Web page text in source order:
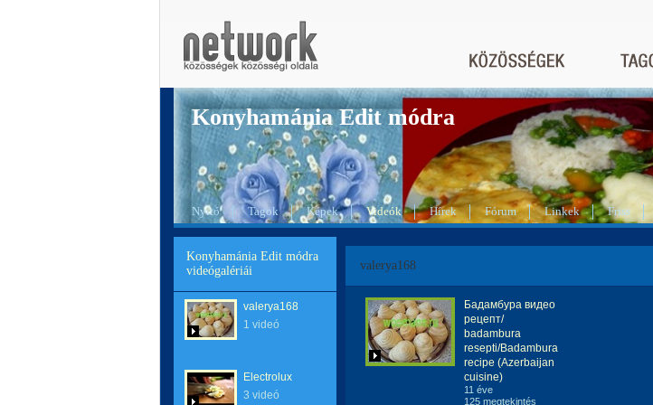
Konyhamánia Edit módra
Nyitó Tagok Képek Videók Hírek Fórum Linkek Friss
Konyhamánia Edit módra
videógalériái
valerya168
1 videó
Electrolux
3 videó
valerya168
Бадамбура видео
рецепт/
badambura
resepti/Badambura
recipe (Azerbaijan
cuisine)
11 éve
125 megtekintés